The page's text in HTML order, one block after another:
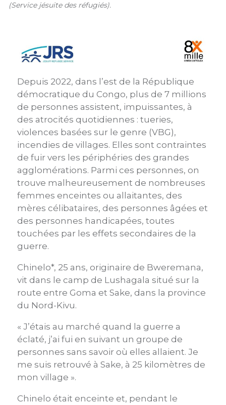
(Service jésuite des réfugiés).
Depuis 2022, dans l’est de la République
démocratique du Congo, plus de 7 millions
de personnes assistent, impuissantes, à
des atrocités quotidiennes : tueries,
violences basées sur le genre (VBG),
incendies de villages. Elles sont contraintes
de fuir vers les périphéries des grandes
agglomérations. Parmi ces personnes, on
trouve malheureusement de nombreuses
femmes enceintes ou allaitantes, des
mères célibataires, des personnes âgées et
des personnes handicapées, toutes
touchées par les effets secondaires de la
guerre.
Chinelo*, 25 ans, originaire de Bweremana,
vit dans le camp de Lushagala situé sur la
route entre Goma et Sake, dans la province
du Nord-Kivu.
« J’étais au marché quand la guerre a
éclaté, j’ai fui en suivant un groupe de
personnes sans savoir où elles allaient. Je
me suis retrouvé à Sake, à 25 kilomètres de
mon village ».
Chinelo était enceinte et, pendant le